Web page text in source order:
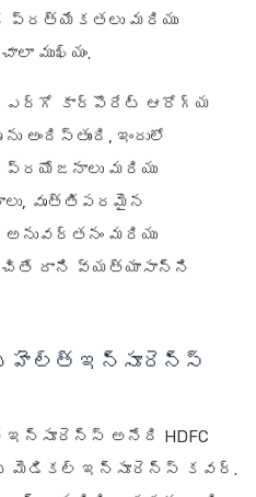
మరియు
ముఖ్యం.
ఎర్గో కార్పొరేట్ ఆరోగ్య
ఇందులో
మరియు
వృత్తిపరమైన
మరియు
దాని వ్యత్యాసాన్ని
హెల్త్ ఇన్సూరెన్స్
ఇన్సూరెన్స్ అనేది HDFC
మెడికల్ ఇన్సూరెన్స్ కవర్.